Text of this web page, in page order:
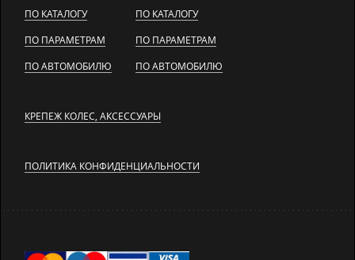
ПО КАТАЛОГУ
ПО ПАРАМЕТРАМ
ПО АВТОМОБИЛЮ
ПО КАТАЛОГУ
ПО ПАРАМЕТРАМ
ПО АВТОМОБИЛЮ
КРЕПЕЖ КОЛЕС, АКСЕССУАРЫ
ПОЛИТИКА КОНФИДЕНЦИАЛЬНОСТИ